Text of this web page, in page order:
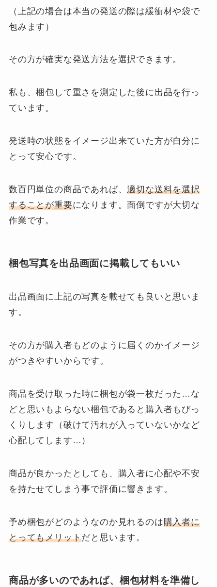
（上記の場合は本当の発送の際は緩衝材や袋で
包みます）
その方が確実な発送方法を選択できます。
私も、梱包して重さを測定した後に出品を行っ
ています。
発送時の状態をイメージ出来ていた方が自分に
とって安心です。
数百円単位の商品であれば、適切な送料を選択
することが重要になります。面倒ですが大切な
作業です。
梱包写真を出品画面に掲載してもいい
出品画面に上記の写真を載せても良いと思いま
す。
その方が購入者もどのように届くのかイメージ
がつきやすいからです。
商品を受け取った時に梱包が袋一枚だった…な
どと思いもよらない梱包であると購入者もびっ
くりします（破けて汚れが入っていないかなど
心配してします…）
商品が良かったとしても、購入者に心配や不安
を持たせてしまう事で評価に響きます。
予め梱包がどのようなのか見れるのは購入者に
とってもメリットだと思います。
商品が多いのであれば、梱包材料を準備し